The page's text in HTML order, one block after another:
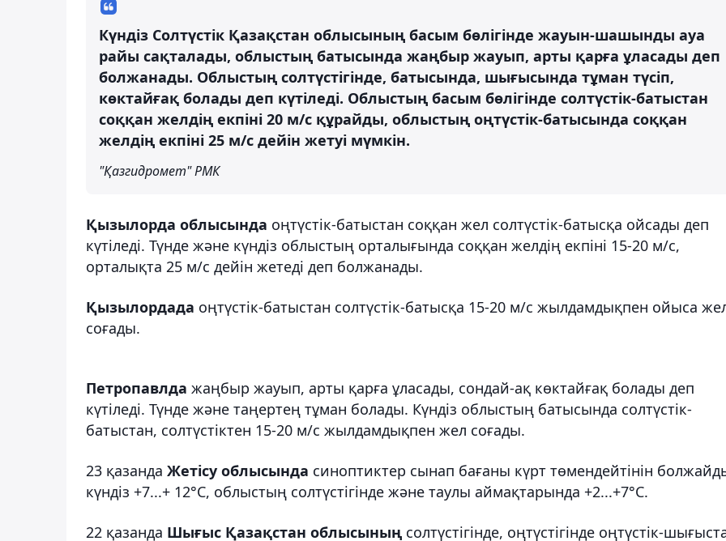
Күндіз Солтүстік Қазақстан облысының басым бөлігінде жауын-шашынды ауа
райы сақталады, облыстың батысында жаңбыр жауып, арты қарға ұласады деп
болжанады. Облыстың солтүстігінде, батысында, шығысында тұман түсіп,
көктайғақ болады деп күтіледі. Облыстың басым бөлігінде солтүстік-батыстан
соққан желдің екпіні 20 м/с құрайды, облыстың оңтүстік-батысында соққан
желдің екпіні 25 м/с дейін жетуі мүмкін.
"Қазгидромет" РМК
Қызылорда облысында оңтүстік-батыстан соққан жел солтүстік-батысқа ойсады деп
күтіледі. Түнде және күндіз облыстың орталығында соққан желдің екпіні 15-20 м/с,
орталықта 25 м/с дейін жетеді деп болжанады.
Қызылордада оңтүстік-батыстан солтүстік-батысқа 15-20 м/с жылдамдықпен ойыса
соғады.
Петропавлда жаңбыр жауып, арты қарға ұласады, сондай-ақ көктайғақ болады деп
күтіледі. Түнде және таңертең тұман болады. Күндіз облыстың батысында солтүстік-
батыстан, солтүстіктен 15-20 м/с жылдамдықпен жел соғады.
23 қазанда Жетісу облысында синоптиктер сынап бағаны күрт төмендейтінін
күндіз +7...+ 12°C, облыстың солтүстігінде және таулы аймақтарында +2...+7°C.
22 қазанда Шығыс Қазақстан облысының солтүстігінде, оңтүстігінде оңтүстік-